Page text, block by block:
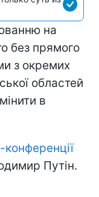
на
без прямого
з окремих
областей
в
конференції
Путін.